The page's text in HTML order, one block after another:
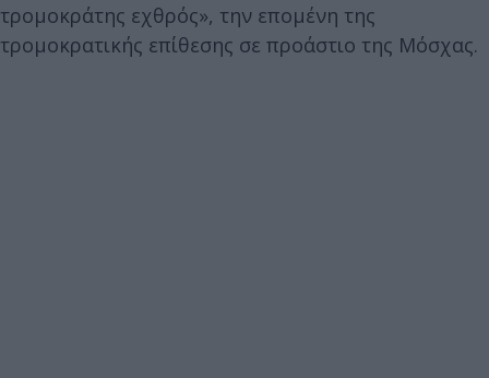
τρομοκράτης εχθρός», την επομένη της
τρομοκρατικής επίθεσης σε προάστιο της Μόσχας.